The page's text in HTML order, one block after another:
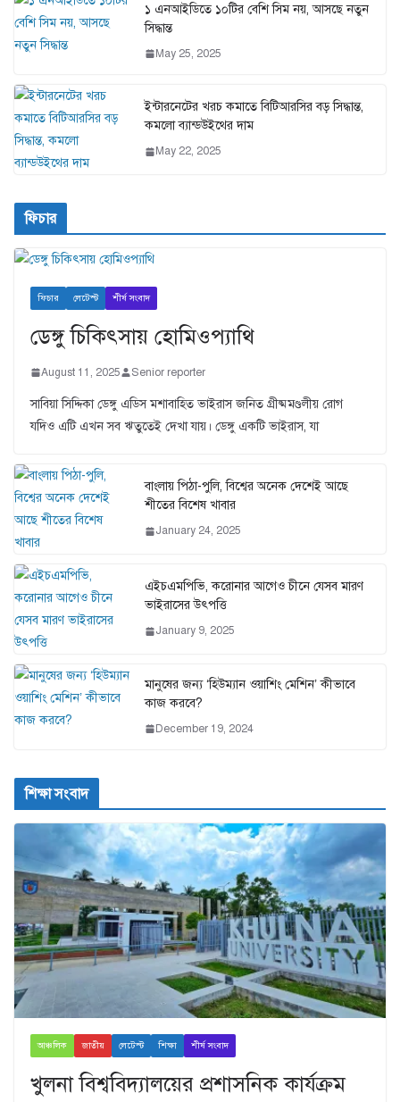
১ এনআইডিতে ১০টির বেশি সিম নয়, আসছে নতুন
সিদ্ধান্ত
May 25, 2025
ইন্টারনেটের খরচ কমাতে বিটিআরসির বড় সিদ্ধান্ত,
কমলো ব্যান্ডউইথের দাম
May 22, 2025
ফিচার
ফিচার লেটেস্ট শীর্ষ সংবাদ
ডেঙ্গু চিকিৎসায় হোমিওপ্যাথি
August 11, 2025 Senior reporter
সাবিয়া সিদ্দিকা ডেঙ্গু এডিস মশাবাহিত ভাইরাস জনিত গ্রীষ্মমণ্ডলীয় রোগ
যদিও এটি এখন সব ঋতুতেই দেখা যায়। ডেঙ্গু একটি ভাইরাস, যা
বাংলায় পিঠা-পুলি, বিশ্বের অনেক দেশেই আছে
শীতের বিশেষ খাবার
January 24, 2025
এইচএমপিভি, করোনার আগেও চীনে যেসব মারণ
ভাইরাসের উৎপত্তি
January 9, 2025
মানুষের জন্য ‘হিউম্যান ওয়াশিং মেশিন’ কীভাবে
কাজ করবে?
December 19, 2024
শিক্ষা সংবাদ
আঞ্চলিক জাতীয় লেটেস্ট শিক্ষা শীর্ষ সংবাদ
খুলনা বিশ্ববিদ্যালয়ের প্রশাসনিক কার্যক্রম